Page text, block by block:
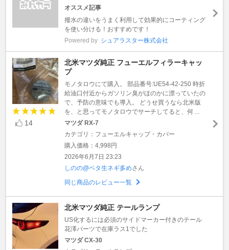
オススメ記事
撥水の違いをうまく利用して効果的にコーティング
を使い分ける！おすすめです！
Powered by シュアラスター株式会社
14
北米マツダ純正 フューエルフィラーキャッ
プ
モノタロウにて購入。 部品番号:UE54-42-250 時折
給油口付近からガソリン臭がほのかに漂っていたの
で、予防の意味でも導入。 どうせ買うなら北米版
を、と思ってモノタロウでサーチしてると、何 ...
マツダ RX-7
カテゴリ：フューエルキャップ・カバー
購入価格：4,998円
2026年6月7日 23:23
しのの@ベタ生ネギ多めさん
同じ商品のレビュー一覧
北米マツダ純正 テールランプ
US化するには必須のサイドマーカー付きのテール
花澤パーツで在庫ラス1でした
マツダ CX-30